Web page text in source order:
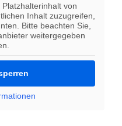
von
Inhalt zuzugreifen,
Bitte beachten Sie,
weitergegeben